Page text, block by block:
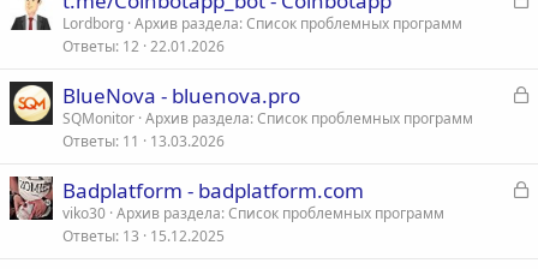
Мы только хотим гарантировать нашим участникам, что мы
безопасный опыт делания денег.
Спасибо за всю Вашу поддержку. Действительно продолжайте
писать и голосовать за программу! Наш Успех - Ваш Успех
С наилучшими пожеланиями,
Управление
Lordborg Архив раздела: Список проблемных программ
Ответы 12 22.01.2026
З
BlueNova - bluenova.pro
SQMonitor Архив раздела: Список проблемных программ
Ответы 11 13.03.2026
З
Badplatform - badplatform.com
viko30 Архив раздела: Список проблемных программ
Ответы 13 15.12.2025